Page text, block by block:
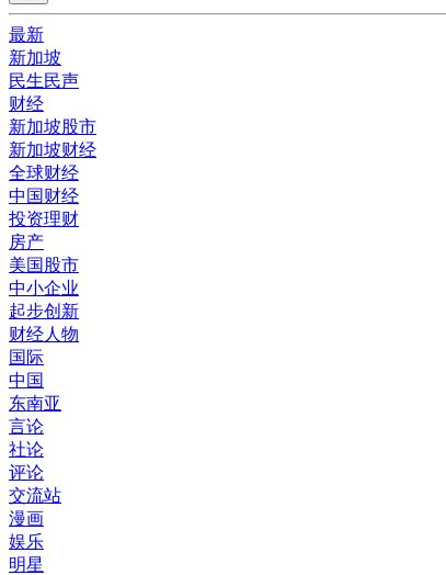
最新
新加坡
民生民声
财经
新加坡股市
新加坡财经
全球财经
中国财经
投资理财
房产
美国股市
中小企业
起步创新
财经人物
国际
中国
东南亚
言论
社论
评论
交流站
漫画
娱乐
明星